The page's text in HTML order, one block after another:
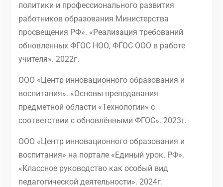
политики и профессионального развития
работников образования Министерства
просвещения РФ». «Реализация требований
обновленных ФГОС НОО, ФГОС ООО в работе
учителя». 2022г.
ООО «Центр инновационного образования и
воспитания». «Основы преподавания
предметной области «Технологии» с
соответствии с обновлёнными ФГОС». 2023г.
ООО «Центр инновационного образования и
воспитания» на портале «Единый урок. РФ».
«Классное руководство как особый вид
педагогической деятельности». 2024г.